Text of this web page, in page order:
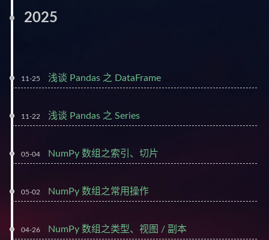
2025
11-25 浅谈 Pandas 之 DataFrame
11-22 浅谈 Pandas 之 Series
05-04 NumPy 数组之索引、切片
05-02 NumPy 数组之常用操作
04-26 NumPy 数组之类型、视图 / 副本